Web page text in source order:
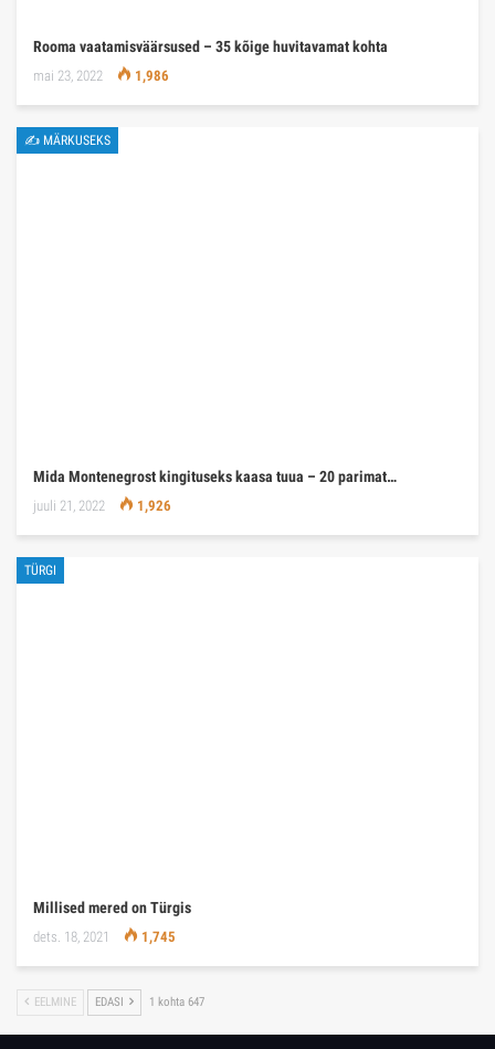
Rooma vaatamisväärsused – 35 kõige huvitavamat kohta
mai 23, 2022 1,986
✍ MÄRKUSEKS
Mida Montenegrost kingituseks kaasa tuua – 20 parimat…
juuli 21, 2022 1,926
TÜRGI
Millised mered on Türgis
dets. 18, 2021 1,745
EELMINE EDASI 1 kohta 647